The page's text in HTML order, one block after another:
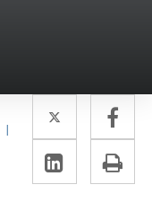
Twitter
Enlace
a
una
a
LinkedIn
Enlace
a